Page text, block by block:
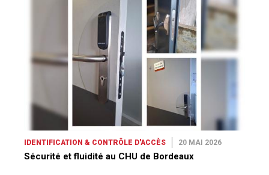
IDENTIFICATION & CONTRÔLE D'ACCÈS 20 MAI 2026
Sécurité et fluidité au CHU de Bordeaux